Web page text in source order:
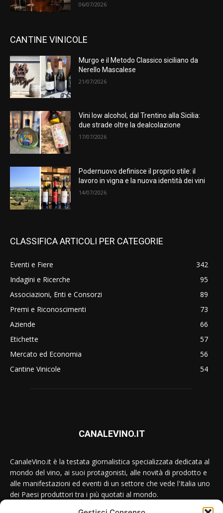
06/07/2026
CANTINE VINICOLE
Murgo e il Metodo Classico siciliano da
Nerello Mascalese
21/07/2026
Vini low alcohol, dal Trentino alla Sicilia:
due strade oltre la dealcolazione
17/07/2026
Podernuovo definisce il proprio stile: il
lavoro in vigna e la nuova identità dei vini
14/07/2026
CLASSIFICA ARTICOLI PER CATEGORIE
Eventi e Fiere
342
Indagini e Ricerche
95
Associazioni, Enti e Consorzi
89
Premi e Riconoscimenti
73
Aziende
66
Etichette
57
Mercato ed Economia
56
Cantine Vinicole
54
CANALEVINO.IT
CanaleVino.it è la testata giornalistica specializzata dedicata al
mondo del vino, ai suoi protagonisti, alle novità di prodotto e
alle manifestazioni ed eventi di un settore che vede l'Italia uno
dei Paesi produttori tra i più quotati al mondo.